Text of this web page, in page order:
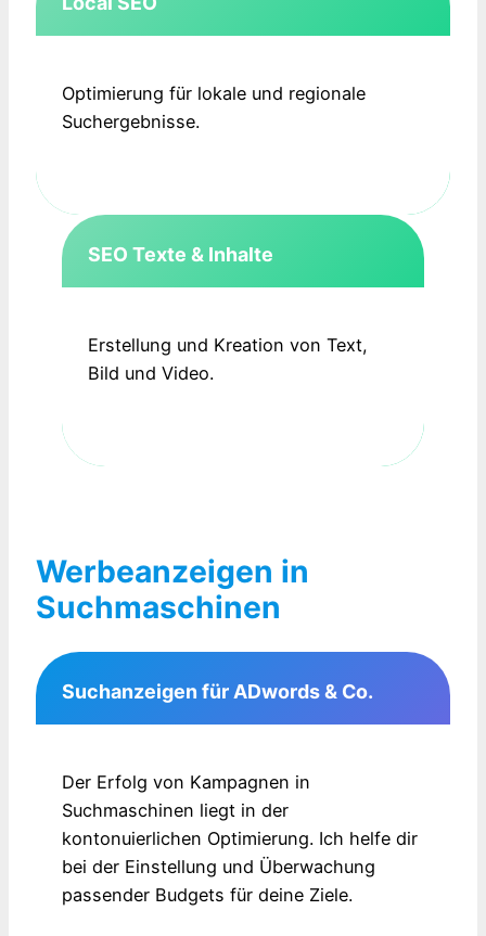
Optimierung für lokale und regionale
Suchergebnisse.
SEO Texte & Inhalte
Erstellung und Kreation von Text,
Bild und Video.
Werbeanzeigen in
Suchmaschinen
Suchanzeigen für ADwords & Co.
Der Erfolg von Kampagnen in
Suchmaschinen liegt in der
kontonuierlichen Optimierung. Ich helfe dir
bei der Einstellung und Überwachung
passender Budgets für deine Ziele.